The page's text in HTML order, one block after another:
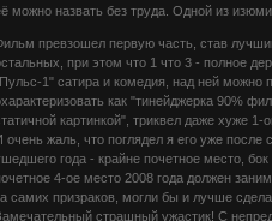
можно назвать без труда. Одной из
превзошел первую часть, став
при этом что 1 что 3 - полное
1" сатира и комедия, над ней можно
как "тинейджерка 90%
картинкой", триквел даже хуже
очень жаль, что поглядел я его уже
года - крайне почетное место,
4-ое место 2008 года должен
самих призраков, могли бы и лучше
страшный ужастик! С